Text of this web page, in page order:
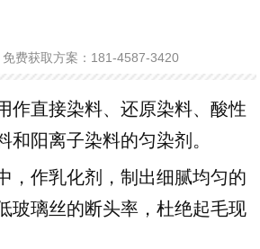
免费获取方案：181-4587-3420
作直接染料、还原染料、酸性
和阳离子染料的匀染剂。
，作乳化剂，制出细腻均匀的
玻璃丝的断头率，杜绝起毛现